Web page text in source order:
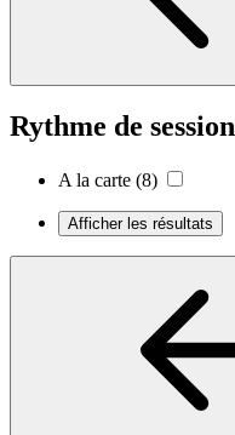
Rythme de session
A la carte (8)
Afficher les résultats